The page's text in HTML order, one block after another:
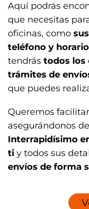
Aquí podrás
que necesitas
oficinas, como
teléfono y
tendrás todos los
trámites de
que puedes
Queremos
asegurándonos
Interrapidísimo
ti y todos sus
envíos de forma